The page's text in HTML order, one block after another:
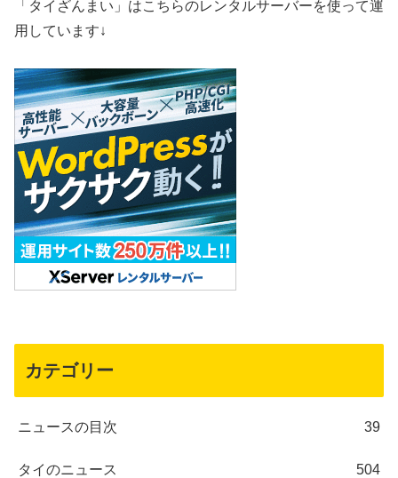
「タイざんまい」はこちらのレンタルサーバーを使って運
用しています↓
カテゴリー
ニュースの目次 39
タイのニュース 504